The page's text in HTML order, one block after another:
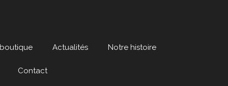
Actualités Notre histoire
Contact